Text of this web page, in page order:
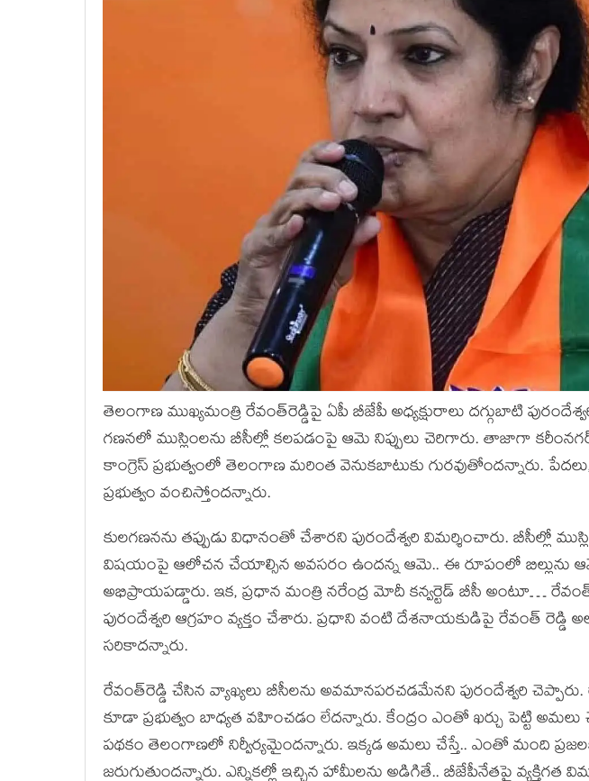
తెలంగాణ ముఖ్య‌మంత్రి రేవంత్‌రెడ్డిపై ఏపీ బీజేపీ అధ్య‌క్షురాలు ద‌గ్గుబాటి
గ‌ణ‌న‌లో ముస్లింల‌ను బీసీల్లో క‌ల‌ప‌డంపై ఆమె నిప్పులు చెరిగారు. తాజాగా
కాంగ్రెస్ ప్ర‌భుత్వంలో తెలంగాణ మ‌రింత వెనుక‌బాటుకు గురవుతోంద‌న్నారు. పేద‌లు,
ప్ర‌భుత్వం వంచిస్తోంద‌న్నారు.
కుల‌గ‌ణ‌నను త‌ప్పుడు విధానంతో చేశార‌ని పురందేశ్వ‌రి విమ‌ర్శించారు. బీసీల్లో
విష‌యంపై ఆలోచ‌న చేయాల్సిన అవ‌స‌రం ఉంద‌న్న ఆమె.. ఈ రూపంలో బిల్లును
అభిప్రాయ‌ప‌డ్డారు. ఇక‌, ప్ర‌ధాన మంత్రి న‌రేంద్ర మోదీ క‌న్వ‌ర్టెడ్ బీసీ అంటూ…
పురందేశ్వ‌రి ఆగ్ర‌హం వ్య‌క్తం చేశారు. ప్ర‌ధాని వంటి దేశ‌నాయ‌కుడిపై రేవంత్
స‌రికాద‌న్నారు.
రేవంత్‌రెడ్డి చేసిన వ్యాఖ్య‌లు బీసీల‌ను అవ‌మాన‌ప‌ర‌చ‌డ‌మేనని పురందేశ్వ‌రి
కూడా ప్ర‌భుత్వం బాధ్య‌త వ‌హించ‌డం లేద‌న్నారు. కేంద్రం ఎంతో ఖ‌ర్చు పెట్టి అమ‌లు
ప‌థ‌కం తెలంగాణ‌లో నిర్వీర్య‌మైంద‌న్నారు. ఇక్క‌డ అమ‌లు చేస్తే.. ఎంతో మంది
జ‌రుగుతుంద‌న్నారు. ఎన్నిక‌ల్లో ఇచ్చిన హామీల‌ను అడిగితే.. బీజేపీనేత‌పై వ్య‌క్తిగ‌త